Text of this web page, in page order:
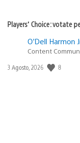
Players’ Choice: votate
O’Dell Harmon
Content
Data
3 Agosto, 2026 8